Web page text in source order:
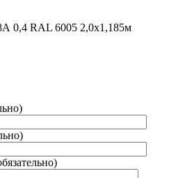
0,4 RAL 6005 2,0х1,185м